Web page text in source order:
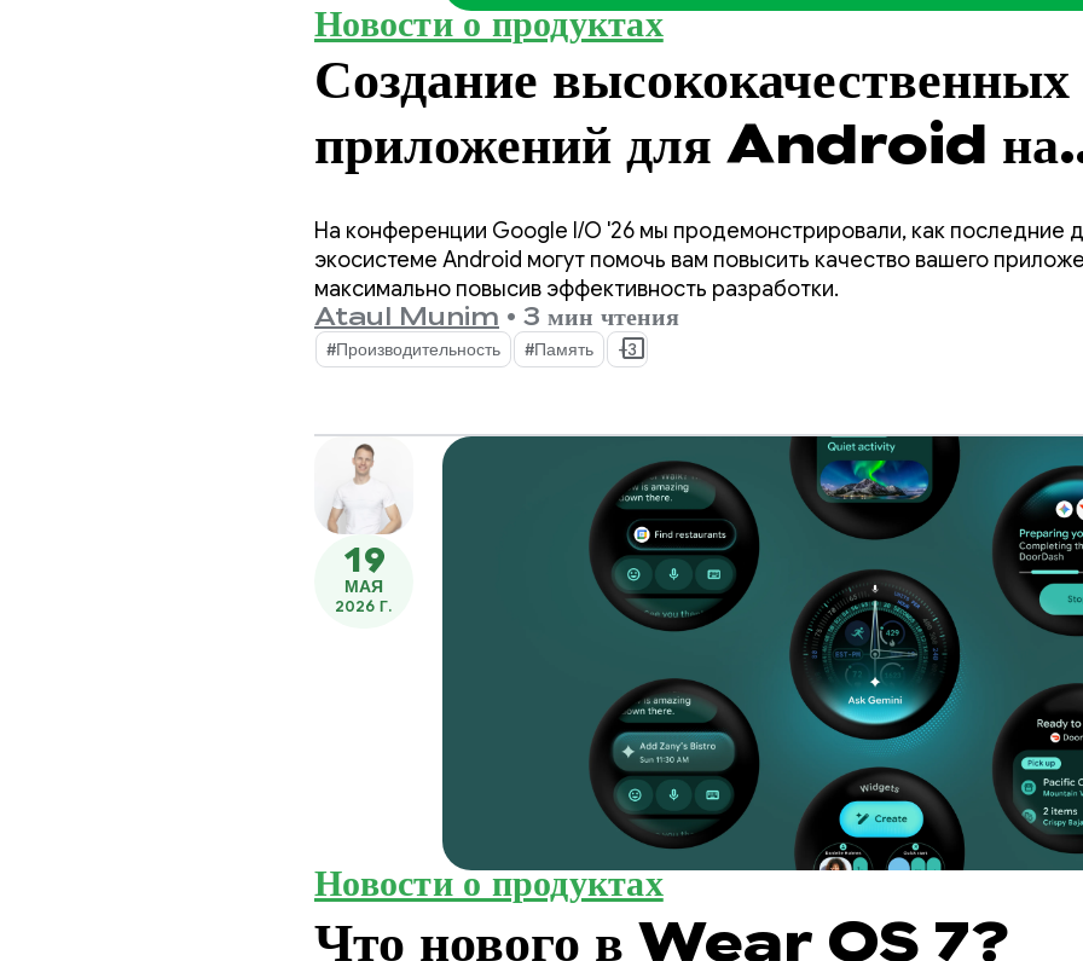
Новости о продуктах
Создание высококачественных
приложений для Android на
конференции Google I/O
На конференции Google I/O '26 мы продемонстрировали, как последние
экосистеме Android могут помочь вам повысить качество вашего
максимально повысив эффективность разработки.
Ataul Munim • 3 мин чтения
#Производительность #Память +3
19
МАЯ
2026 Г.
Новости о продуктах
Что нового в Wear OS 7?